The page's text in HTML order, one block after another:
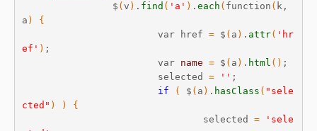
		$
( v ) . find ( 'a' ) . each ( function ( k,
a )
{
			var href
= $ ( a ) . attr( 'hr
ef' ) ;
			var
name = $ ( a ) . html ( ) ;
			selected
= '' ;
if
( $ ( a ) . hasClass ( "sele
cted" ) )
{
				selected
=
'sele